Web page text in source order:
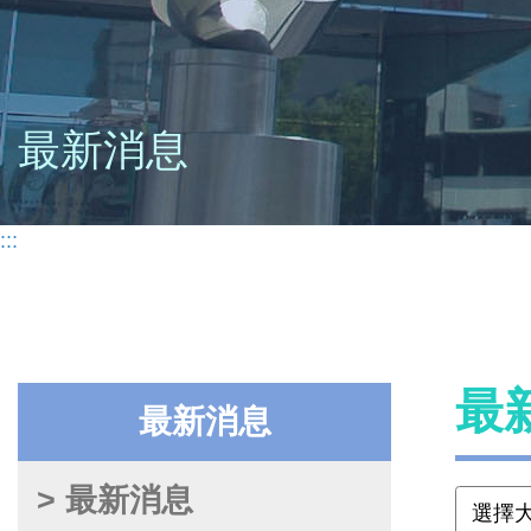
最新消息
:::
最新消息
> 最新消息
最